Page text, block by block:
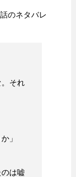
のネタバレ
。それ
」
は嘘